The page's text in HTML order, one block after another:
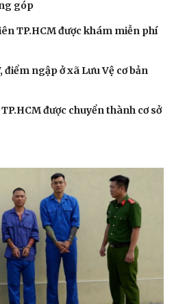
góp
TP.HCM được khám miễn phí
điểm ngập ở xã Lưu Vệ cơ bản
được chuyển thành cơ sở